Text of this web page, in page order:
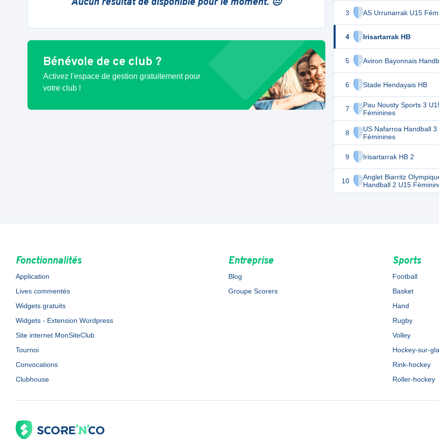
Bénévole de ce club ?
Activez l'espace de gestion gratuitement pour
votre club !
3 AS Urrunarrak U15
4 Irisartarrak HB
5 Aviron Bayonnais
6 Stade Hendayais HB
7
Pau Nousty Sports 3
Féminines
8
US Nafarroa Handball 3
Féminines
9 Irisartarrak HB 2
10
Anglet Biarritz
Handball 2 U15
Fonctionnalités
Application
Lives commentés
Widgets gratuits
Widgets - Extension Wordpress
Site internet MonSiteClub
Tournoi
Convocations
Clubhouse
Entreprise
Blog
Groupe Scorers
Sports
Football
Basket
Hand
Rugby
Volley
Hockey-sur-
Rink-hockey
Roller-hockey